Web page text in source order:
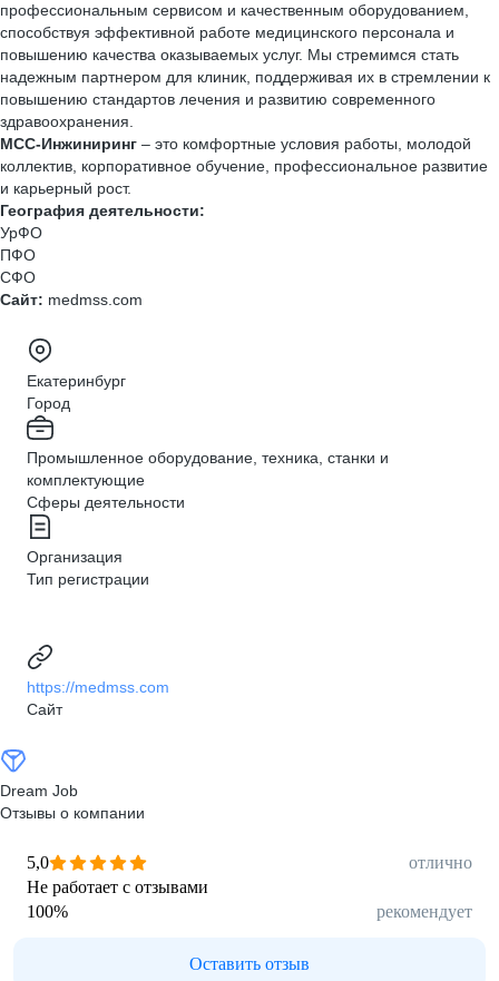
профессиональным сервисом и качественным оборудованием,
способствуя эффективной работе медицинского персонала и
повышению качества оказываемых услуг. Мы стремимся стать
надежным партнером для клиник, поддерживая их в стремлении к
повышению стандартов лечения и развитию современного
здравоохранения.
MСС-Инжиниринг – это комфортные условия работы, молодой
коллектив, корпоративное обучение, профессиональное развитие
и карьерный рост.
География деятельности:
УрФО
ПФО
СФО
Сайт: medmss.com
Екатеринбург
Город
Промышленное оборудование, техника, станки и
комплектующие
Сферы деятельности
Организация
Тип регистрации
https://medmss.com
Сайт
Dream Job
Отзывы о компании
5,0
отлично
Не работает с отзывами
100% рекомендует
Оставить отзыв